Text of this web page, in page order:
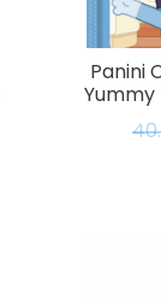
Panini
Yummy